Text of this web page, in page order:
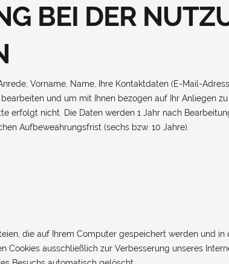
BEI DER
Vorname, Name, Ihre Kontaktdaten (E-Mail-
und um mit Ihnen bezogen auf Ihr Anliegen
erfolgt nicht. Die Daten werden 1 Jahr nach
Aufbeweahrungsfrist (sechs bzw. 10 Jahre).
die auf Ihrem Computer gespeichert werden und
ausschließlich zur Verbesserung unseres